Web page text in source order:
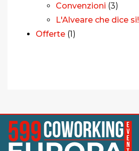
Convenzioni (3)
L'Alveare che dice si!
Offerte (1)